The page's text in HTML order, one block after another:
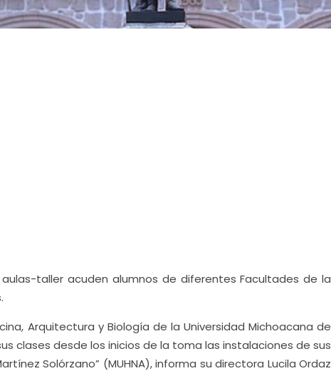
taller acuden alumnos de diferentes Facultades de la
Arquitectura y Biología de la Universidad Michoacana de
clases desde los inicios de la toma las instalaciones de sus
Solórzano” (MUHNA), informa su directora Lucila Ordaz